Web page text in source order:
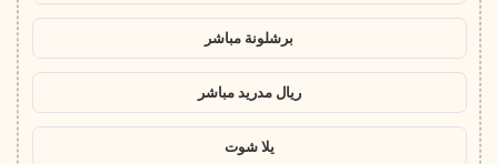
برشلونة مباشر
ريال مدريد مباشر
يلا شوت